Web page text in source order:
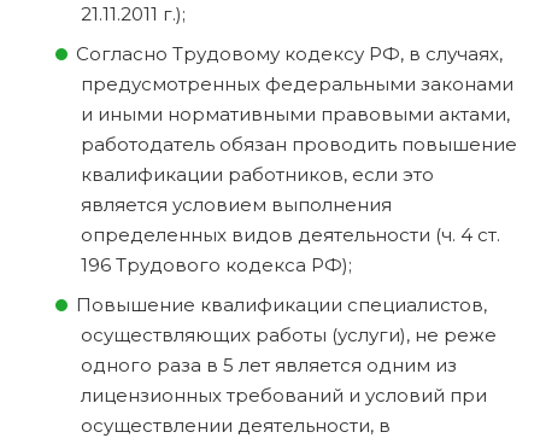
21.11.2011 г.);
Согласно Трудовому кодексу РФ, в случаях,
предусмотренных федеральными законами
и иными нормативными правовыми актами,
работодатель обязан проводить повышение
квалификации работников, если это
является условием выполнения
определенных видов деятельности (ч. 4 ст.
196 Трудового кодекса РФ);
Повышение квалификации специалистов,
осуществляющих работы (услуги), не реже
одного раза в 5 лет является одним из
лицензионных требований и условий при
осуществлении деятельности, в